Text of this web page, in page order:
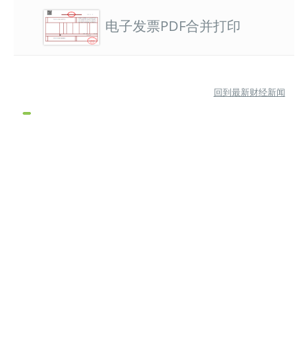
电子发票PDF合并打印
回到最新财经新闻